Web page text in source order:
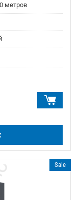
метров
Sale